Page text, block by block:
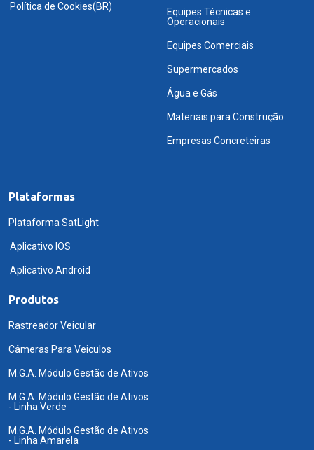
Política de Cookies(BR)
Equipes Técnicas e
Operacionais
Equipes Comerciais
Supermercados
Água e Gás
Materiais para Construção
Empresas Concreteiras
Plataformas
Plataforma SatLight
Aplicativo IOS
Aplicativo Android
Produtos
Rastreador Veicular
Câmeras Para Veiculos
M.G.A. Módulo Gestão de Ativos
M.G.A. Módulo Gestão de Ativos
- Linha Verde
M.G.A. Módulo Gestão de Ativos
- Linha Amarela